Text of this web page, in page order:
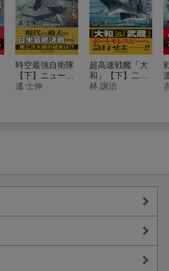
時空最強自衛隊
【下】ニューヨ
ークの大和
遙 士伸
超高速戦艦「大
和」【下】二大
戦艦、砲撃！
林 譲治